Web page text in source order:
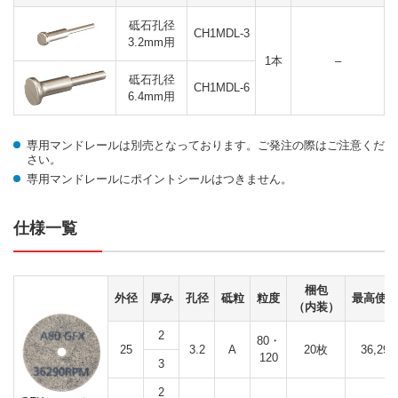
砥石孔径
3.2mm用
CH1MDL-3
1本
–
砥石孔径
6.4mm用
CH1MDL-6
専用マンドレールは別売となっております。ご発注の際はご注意くだ
さい。
専用マンドレールにポイントシールはつきません。
仕様一覧
外径 厚み 孔径 砥粒 粒度
梱包
（内装）
最高使
25
2
3.2
A
80・
120
20枚
3
2